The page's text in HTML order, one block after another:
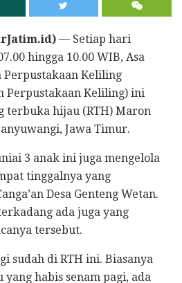
— Setiap hari
hingga 10.00 WIB, Asa
Perpustakaan Keliling
Perpustakaan Keliling) ini
terbuka hijau (RTH) Maron
Jawa Timur.
3 anak ini juga mengelola
tinggalnya yang
Desa Genteng Wetan.
ada juga yang
tersebut.
sudah di RTH ini. Biasanya
habis senam pagi, ada